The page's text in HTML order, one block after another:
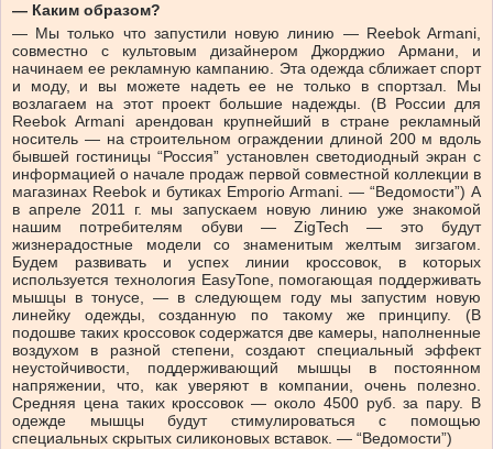
— Каким образом?
— Мы только что запустили новую линию — Reebok Armani,
совместно с культовым дизайнером Джорджио Армани, и
начинаем ее рекламную кампанию. Эта одежда сближает спорт
и моду, и вы можете надеть ее не только в спортзал. Мы
возлагаем на этот проект большие надежды. (В России для
Reebok Armani арендован крупнейший в стране рекламный
носитель — на строительном ограждении длиной 200 м вдоль
бывшей гостиницы “Россия” установлен светодиодный экран с
информацией о начале продаж первой совместной коллекции в
магазинах Reebok и бутиках Emporio Armani. — “Ведомости”) А
в апреле 2011 г. мы запускаем новую линию уже знакомой
нашим потребителям обуви — ZigTech — это будут
жизнерадостные модели со знаменитым желтым зигзагом.
Будем развивать и успех линии кроссовок, в которых
используется технология EasyTone, помогающая поддерживать
мышцы в тонусе, — в следующем году мы запустим новую
линейку одежды, созданную по такому же принципу. (В
подошве таких кроссовок содержатся две камеры, наполненные
воздухом в разной степени, создают специальный эффект
неустойчивости, поддерживающий мышцы в постоянном
напряжении, что, как уверяют в компании, очень полезно.
Средняя цена таких кроссовок — около 4500 руб. за пару. В
одежде мышцы будут стимулироваться с помощью
специальных скрытых силиконовых вставок. — “Ведомости”)